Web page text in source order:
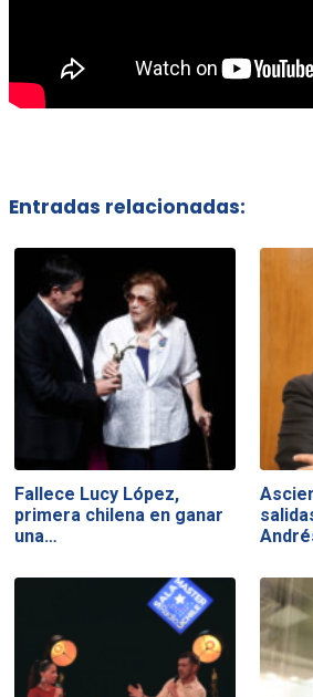
Entradas relacionadas:
Fallece Lucy López,
primera chilena en ganar
una…